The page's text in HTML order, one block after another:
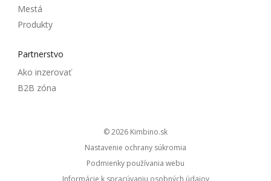
Mestá
Produkty
Partnerstvo
Ako inzerovať
B2B zóna
© 2026
kimbino.sk
Nastavenie ochrany súkromia
Podmienky používania webu
Informácie k spracúvaniu osobných údajov